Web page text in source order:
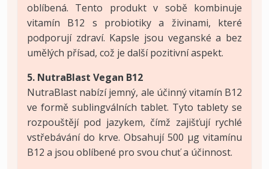
oblíbená. Tento produkt v sobě kombinuje
vitamín B12 s probiotiky a živinami, které
podporují zdraví. Kapsle jsou veganské a bez
umělých přísad, což je další pozitivní aspekt.
5. NutraBlast Vegan B12
NutraBlast nabízí jemný, ale účinný vitamín B12
ve formě sublingválních tablet. Tyto tablety se
rozpouštějí pod jazykem, čímž zajišťují rychlé
vstřebávání do krve. Obsahují 500 µg vitamínu
B12 a jsou oblíbené pro svou chuť a účinnost.